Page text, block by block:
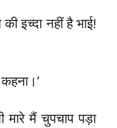
इच्दा नहीं है भाई!
मारे मैं चुपचाप पड़ा